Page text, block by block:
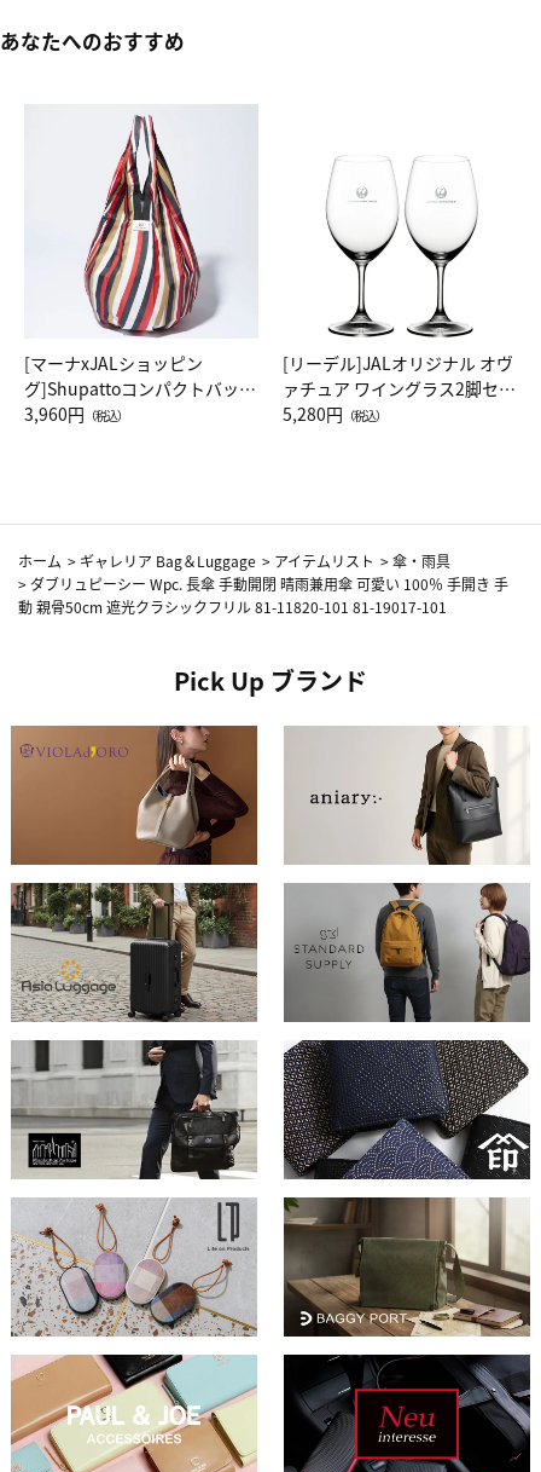
あなたへのおすすめ
[マーナxJALショッピン
グ]Shupattoコンパクトバッグ
Drop JAL客室乗務員（LC）ス
3,960円 （税込）
[リーデル]JALオリジナル オヴ
ァチュア ワイングラス2脚セッ
ト（レッドワイン）
5,280円 （税込）
ホーム > ギャレリア Bag＆Luggage > アイテムリスト >傘・雨具
> ダブリュピーシー Wpc. 長傘 手動開閉 晴雨兼用傘 可愛い 100％ 手開き 手
動 親骨50cm 遮光クラシックフリル 81-11820-101 81-19017-101
Pick Up ブランド